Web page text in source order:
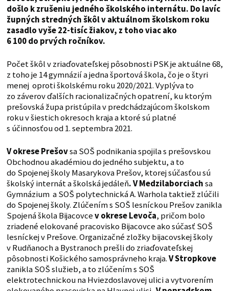
došlo k zrušeniu jedného školského internátu. Do lavíc
župných stredných škôl v aktuálnom školskom roku
zasadlo vyše 22-tisíc žiakov, z toho viac ako
6 100 do prvých ročníkov.
Počet škôl v zriaďovateľskej pôsobnosti PSK je aktuálne 68,
z toho je 14 gymnázií a jedna športová škola, čo je o štyri
menej oproti školskému roku 2020/2021. Vyplýva to
zo záverov ďalších racionalizačných opatrení, ku ktorým
prešovská župa pristúpila v predchádzajúcom školskom
roku v šiestich okresoch kraja a ktoré sú platné
s účinnosťou od 1. septembra 2021.
V okrese Prešovsa SOŠ podnikania spojila s prešovskou
Obchodnou akadémiou do jedného subjektu, a to
do Spojenej školy Masarykova Prešov, ktorej súčasťou sú
školský internát a školská jedáleň. V Medzilaborciachsa
Gymnázium a SOŠ polytechnická A. Warhola taktiež zlúčili
do Spojenej školy. Zlúčením s SOŠ lesníckou Prešov zanikla
Spojená škola Bijacovcev okrese Levoča, pričom bolo
zriadené elokované pracovisko Bijacovce ako súčasť SOŠ
lesníckej v Prešove. Organizačné zložky bijacovskej školy
v Rudňanoch a Bystranoch prešli do zriaďovateľskej
pôsobnosti Košického samosprávneho kraja.V Stropkove
zanikla SOŠ služieb, a to zlúčením s SOŠ
elektrotechnickou na Hviezdoslavovej ulici a vytvorením